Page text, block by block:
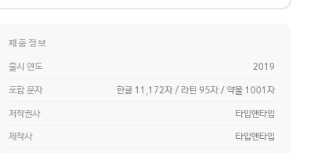
제품정보
출시 연도 2019
포함 문자 한글 11,172자 / 라틴 95자 / 약물 1001자
저작권사 타입앤타입
제작사 타입앤타입